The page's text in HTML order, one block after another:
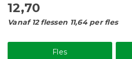
12,70
Vanaf 12 flessen 11,64 per fles
Fles